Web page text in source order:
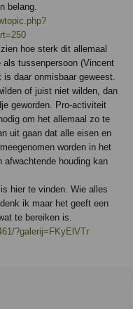
belang.
hoe sterk dit allemaal
als tussenpersoon (Vincent
daar onmisbaar geweest.
of juist niet wilden, dan
geworden. Pro-activiteit
om het allemaal zo te
uit gaan dat alle eisen en
worden in het
afwachtende houding kan
hier te vinden. Wie alles
ik maar het geeft een
te bereiken is.
?galerij=FKyElVTr